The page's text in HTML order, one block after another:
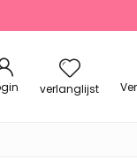
verlanglijst